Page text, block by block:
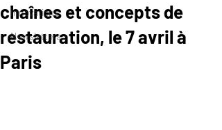
Innovations
Newsletters
chaînes et concepts de
restauration, le 7 avril à
Paris